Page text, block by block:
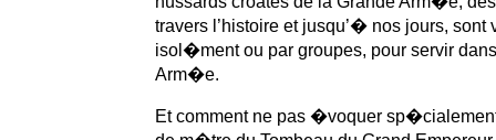
travers l’histoire et jusqu’� nos jours, sont
isol�ment ou par groupes, pour servir
Arm�e.
Et comment ne pas �voquer